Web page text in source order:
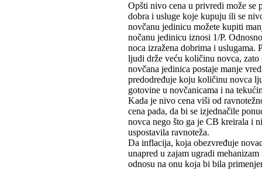
Opšti nivo cena u privredi može se
dobra i usluge koje kupuju ili se
novčanu jedinicu možete kupiti
nočanu jedinicu iznosi 1/P.
noca izražena dobrima i uslugama.
ljudi drže veću količinu novca, zato
novčana jedinica postaje manje
predodređuje koju količinu novca
gotovine u novčanicama i na
Kada je nivo cena viši od
cena pada, da bi se izjednačile
novca nego što ga je CB kreirala i
uspostavila ravnoteža.
Da inflacija, koja obezvređuje
unapred u zajam ugradi
odnosu na onu koja bi bila